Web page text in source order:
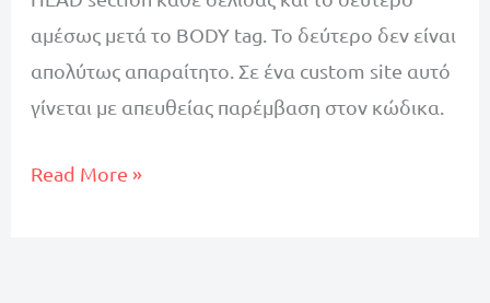
αμέσως μετά το BODY tag. Το δεύτερο δεν είναι
απολύτως απαραίτητο. Σε ένα custom site αυτό
γίνεται με απευθείας παρέμβαση στον κώδικα.
Εγκατάσταση
Read More »